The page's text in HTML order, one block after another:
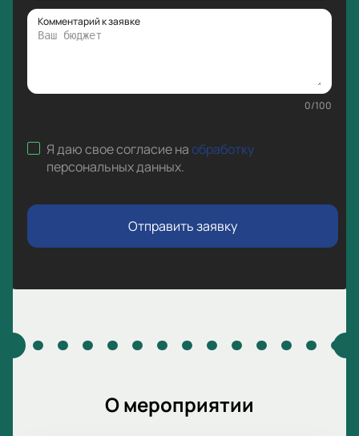
Комментарий к заявке
0/100
Я даю свое согласие наобработку
персональных данных.
Отправить заявку
О мероприятии